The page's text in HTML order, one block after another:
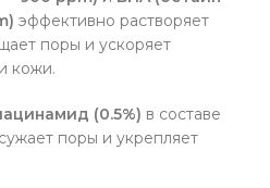
эффективно растворяет
поры и ускоряет
кожи.
(0.5%) в составе
поры и укрепляет